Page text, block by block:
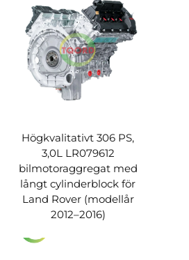
Högkvalitativt 306 PS,
3,0L LR079612
bilmotoraggregat med
långt cylinderblock för
Land Rover (modellår
2012–2016)